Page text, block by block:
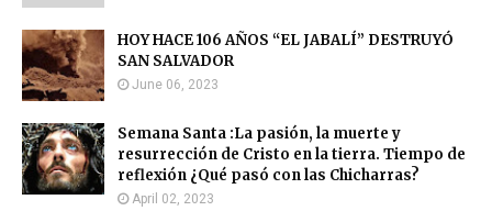
HOY HACE 106 AÑOS “EL JABALÍ” DESTRUYÓ
SAN SALVADOR
June 06, 2023
Semana Santa :La pasión, la muerte y
resurrección de Cristo en la tierra. Tiempo de
reflexión ¿Qué pasó con las Chicharras?
April 02, 2023